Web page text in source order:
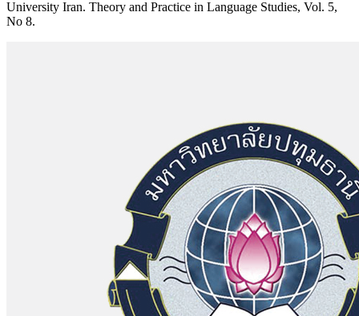
University Iran. Theory and Practice in Language Studies, Vol. 5,
No 8.